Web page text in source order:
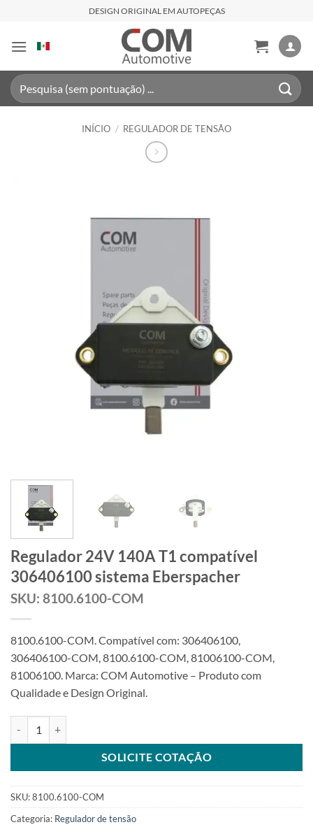
content
DESIGN ORIGINAL EM AUTOPEÇAS
Pesquisar
por:
INÍCIO / REGULADOR DE TENSÃO
Regulador 24V 140A T1 compatível
306406100 sistema Eberspacher
SKU: 8100.6100-COM
8100.6100-COM. Compatível com: 306406100,
306406100-COM, 8100.6100-COM, 81006100-COM,
81006100. Marca: COM Automotive – Produto com
Qualidade e Design Original.
SOLICITE COTAÇÃO
SKU:8100.6100-COM
Categoria: Regulador de tensão